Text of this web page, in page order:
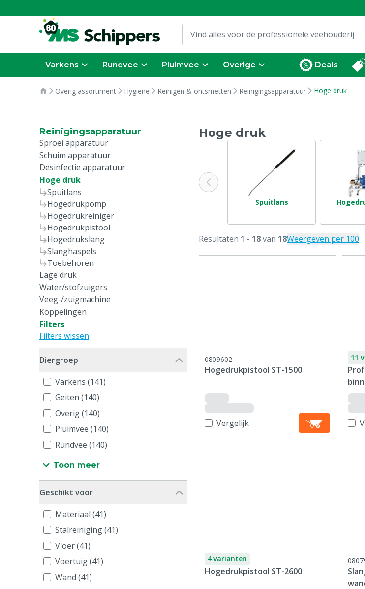
Varkens Rundvee Pluimvee Overige Deals
Overig assortiment Hygiëne Reinigen & ontsmetten Reinigingsapparatuur Hoge druk
Reinigingsapparatuur
Sproei apparatuur
Schuim apparatuur
Desinfectie apparatuur
Hoge druk
Spuitlans
Hogedrukpomp
Hogedrukreiniger
Hogedrukpistool
Hogedrukslang
Slanghaspels
Toebehoren
Lage druk
Water/stofzuigers
Veeg-/zuigmachine
Koppelingen
Filters
Filters wissen
Diergroep
Varkens (141)
Geiten (140)
Overig (140)
Pluimvee (140)
Rundvee (140)
Toon meer
Geschikt voor
Materiaal (41)
Stalreiniging (41)
Vloer (41)
Voertuig (41)
Wand (41)
Hoge druk
Spuitlans
Resultaten 1 - 18van 18Weergeven per 100
0809602
Hogedrukpistool ST-1500
Vergelijk
11
4 varianten
Hogedrukpistool ST-2600